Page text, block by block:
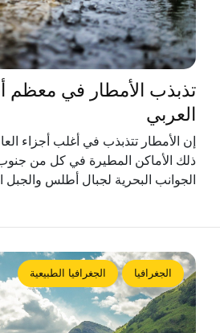
تذبذب الأمطار في معظم
العربي
إن الأمطار تتذبذب في أغلب أجزاء
ذلك الأماكن المطيرة في كل من
الجوانب البحرية لجبال أطلس والجبل
الجغرافيا الجغرافيا الطبيعية